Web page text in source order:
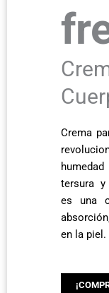
Crema
tersura y
es una
en la piel.